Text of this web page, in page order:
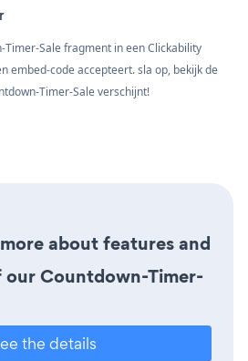
Timer-Sale fragment in een Clickability
embed-code accepteert. sla op, bekijk de
Timer-Sale verschijnt!
about features and
Countdown-Timer-
the details